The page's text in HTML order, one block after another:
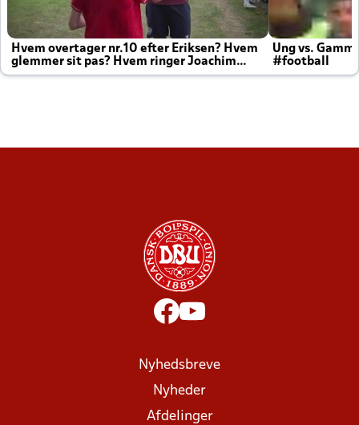
Hvem overtager nr.10 efter Eriksen? Hvem
glemmer sit pas? Hvem ringer Joachim
altid til efter kampe?
Ung vs.
#football
Nyhedsbreve
Nyheder
Afdelinger